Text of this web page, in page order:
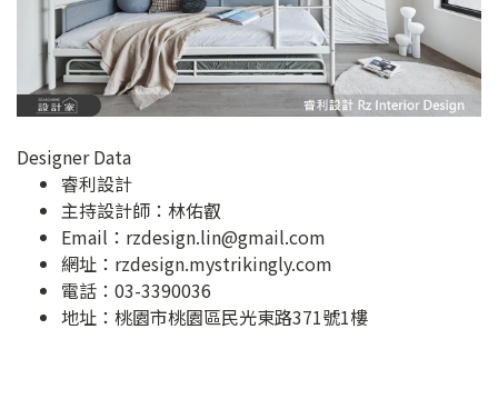
Designer Data
睿利設計
主持設計師：林佑叡
Email： rzdesign.lin@gmail.com
網址： rzdesign.mystrikingly.com
電話：03-3390036
地址： 桃園市桃園區民光東路371號1樓